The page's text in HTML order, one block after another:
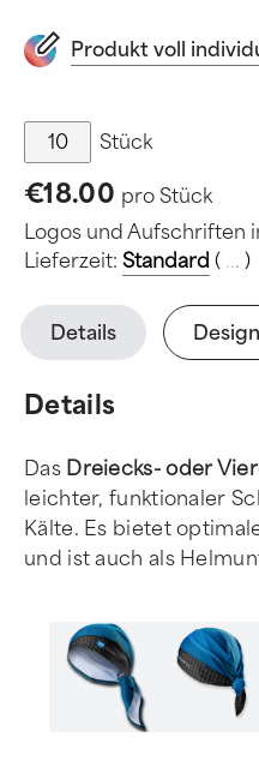
Produkt voll
Stück
€18.00 pro Stück
Logos und Aufschriften
Lieferzeit: Standard ( ... )
Details
Details
Das Dreiecks- oder
leichter, funktionaler
Kälte. Es bietet
und ist auch als